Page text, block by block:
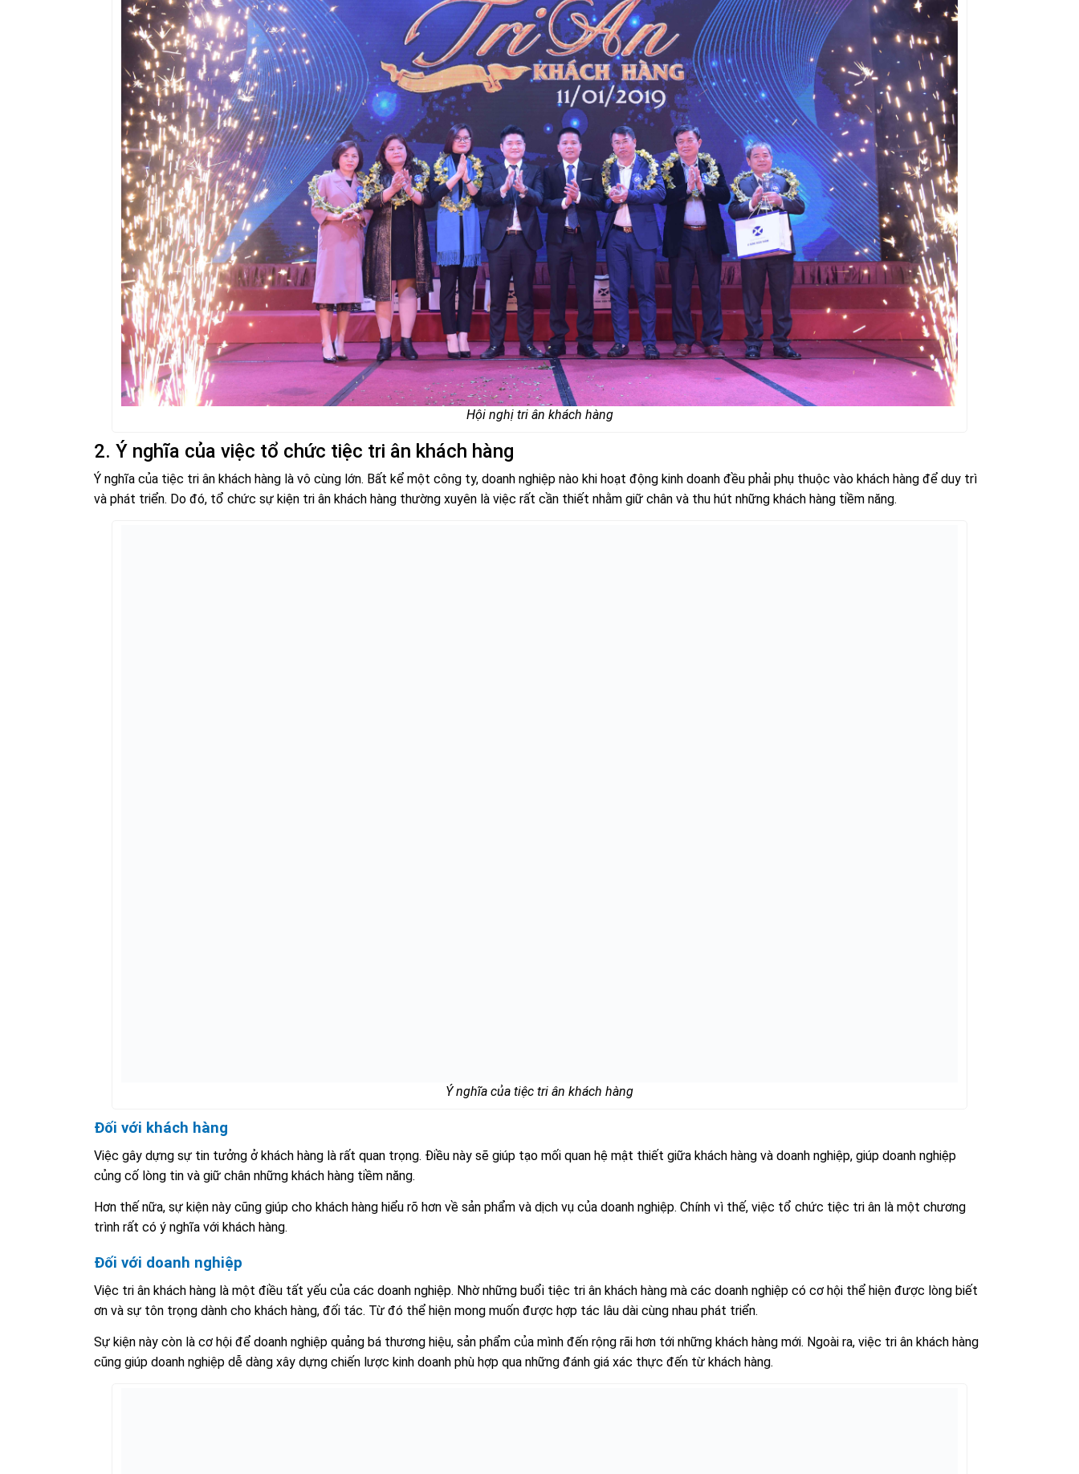
Hội nghị tri ân khách hàng
2. Ý nghĩa của việc tổ chức tiệc tri ân khách hàng
Ý nghĩa của tiệc tri ân khách hàng là vô cùng lớn. Bất kể một công ty, doanh nghiệp nào khi hoạt động kinh doanh đều phải phụ thuộc vào khách hàng để duy trì
và phát triển. Do đó, tổ chức sự kiện tri ân khách hàng thường xuyên là việc rất cần thiết nhằm giữ chân và thu hút những khách hàng tiềm năng.
Ý nghĩa của tiệc tri ân khách hàng
Đối với khách hàng
Việc gây dựng sự tin tưởng ở khách hàng là rất quan trọng. Điều này sẽ giúp tạo mối quan hệ mật thiết giữa khách hàng và doanh nghiệp, giúp doanh nghiệp
củng cố lòng tin và giữ chân những khách hàng tiềm năng.
Hơn thế nữa, sự kiện này cũng giúp cho khách hàng hiểu rõ hơn về sản phẩm và dịch vụ của doanh nghiệp. Chính vì thế, việc tổ chức tiệc tri ân là một chương
trình rất có ý nghĩa với khách hàng.
Đối với doanh nghiệp
Việc tri ân khách hàng là một điều tất yếu của các doanh nghiệp. Nhờ những buổi tiệc tri ân khách hàng mà các doanh nghiệp có cơ hội thể hiện được lòng biết
ơn và sự tôn trọng dành cho khách hàng, đối tác. Từ đó thể hiện mong muốn được hợp tác lâu dài cùng nhau phát triển.
Sự kiện này còn là cơ hội để doanh nghiệp quảng bá thương hiệu, sản phẩm của mình đến rộng rãi hơn tới những khách hàng mới. Ngoài ra, việc tri ân khách hàng
cũng giúp doanh nghiệp dễ dàng xây dựng chiến lược kinh doanh phù hợp qua những đánh giá xác thực đến từ khách hàng.